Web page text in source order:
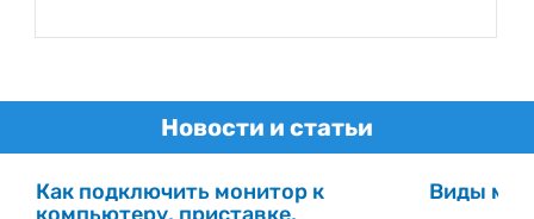
Гарантия:36 месяцев
Новости и статьи
Как подключить монитор к
Виды